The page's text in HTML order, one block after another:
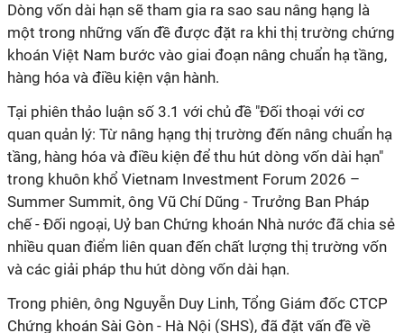
Dòng vốn dài hạn sẽ tham gia ra sao sau nâng hạng là
một trong những vấn đề được đặt ra khi thị trường chứng
khoán Việt Nam bước vào giai đoạn nâng chuẩn hạ tầng,
hàng hóa và điều kiện vận hành.
Tại phiên thảo luận số 3.1 với chủ đề "Đối thoại với cơ
quan quản lý: Từ nâng hạng thị trường đến nâng chuẩn hạ
tầng, hàng hóa và điều kiện để thu hút dòng vốn dài hạn"
trong khuôn khổ Vietnam Investment Forum 2026 –
Summer Summit, ông Vũ Chí Dũng - Trưởng Ban Pháp
chế - Đối ngoại, Uỷ ban Chứng khoán Nhà nước đã chia sẻ
nhiều quan điểm liên quan đến chất lượng thị trường vốn
và các giải pháp thu hút dòng vốn dài hạn.
Trong phiên, ông Nguyễn Duy Linh, Tổng Giám đốc CTCP
Chứng khoán Sài Gòn - Hà Nội (SHS), đã đặt vấn đề về